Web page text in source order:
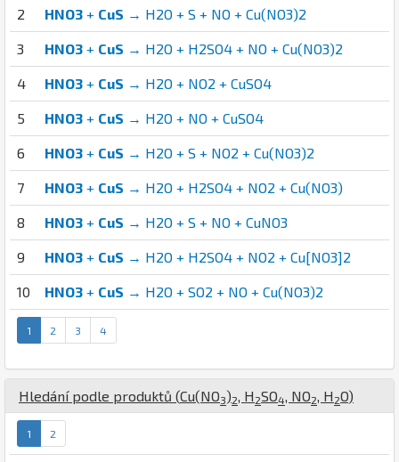
2 HNO3 + CuS → H2O + S + NO + Cu(NO3)2
3 HNO3 + CuS → H2O + H2SO4 + NO + Cu(NO3)2
4 HNO3 + CuS → H2O + NO2 + CuSO4
5 HNO3 + CuS → H2O + NO + CuSO4
6 HNO3 + CuS → H2O + S + NO2 + Cu(NO3)2
7 HNO3 + CuS → H2O + H2SO4 + NO2 + Cu(NO3)
8 HNO3 + CuS → H2O + S + NO + CuNO3
9 HNO3 + CuS → H2O + H2SO4 + NO2 + Cu[NO3]2
10 HNO3 + CuS → H2O + SO2 + NO + Cu(NO3)2
1 2 3 4
Hledání podle produktů (Cu(NO3)2, H 2SO4, NO2, H 2O)
1 2